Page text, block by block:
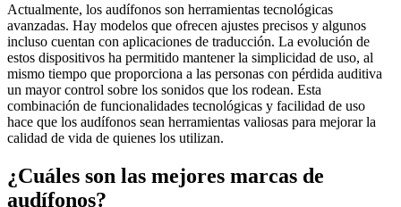
Actualmente, los audífonos son herramientas tecnológicas
avanzadas. Hay modelos que ofrecen ajustes precisos y algunos
incluso cuentan con aplicaciones de traducción. La evolución de
estos dispositivos ha permitido mantener la simplicidad de uso, al
mismo tiempo que proporciona a las personas con pérdida auditiva
un mayor control sobre los sonidos que los rodean. Esta
combinación de funcionalidades tecnológicas y facilidad de uso
hace que los audífonos sean herramientas valiosas para mejorar la
calidad de vida de quienes los utilizan.
¿Cuáles son las mejores marcas de
audífonos?